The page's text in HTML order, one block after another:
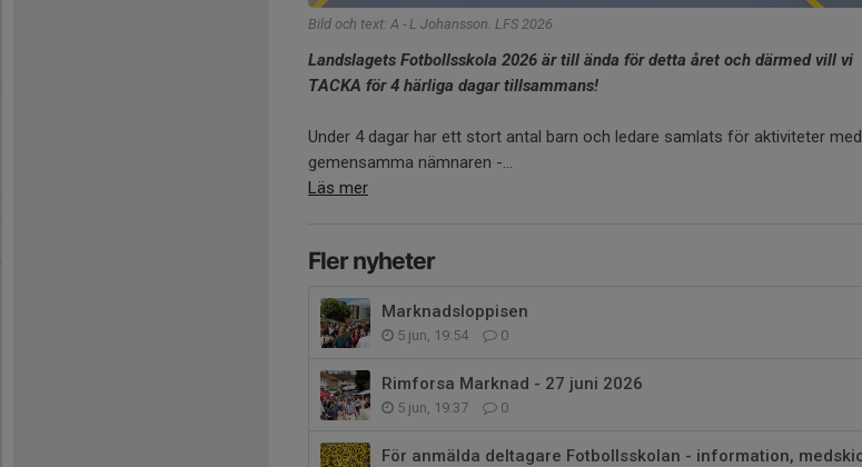
Bild och text: A - L Johansson. LFS 2026
Landslagets Fotbollsskola 2026 är till ända för detta året och därmed vill vi
TACKA för 4 härliga dagar tillsammans!
Under 4 dagar har ett stort antal barn och ledare samlats för aktiviteter med
gemensamma nämnaren -...
Läs mer
Fler nyheter
Marknadsloppisen
5 jun, 19:54 0
Rimforsa Marknad - 27 juni 2026
5 jun, 19:37 0